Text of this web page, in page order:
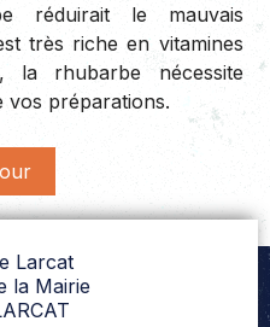
réduirait le mauvais
très riche en vitamines
rhubarbe nécessite
vos préparations.
Larcat
la Mairie